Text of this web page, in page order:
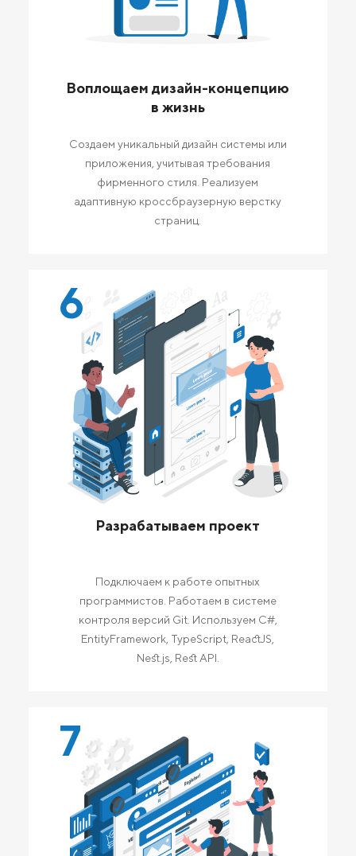
Воплощаем дизайн-концепцию
в жизнь
Создаем уникальный дизайн системы или
приложения, учитывая требования
фирменного стиля. Реализуем
адаптивную кроссбраузерную верстку
страниц.
6
Разрабатываем проект
Подключаем к работе опытных
программистов. Работаем в системе
контроля версий Git. Используем C#,
EntityFramework, TypeScript, ReactJS,
Nest.js, Rest API.
7